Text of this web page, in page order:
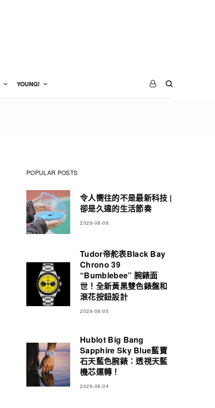
YOUNG!
POPULAR POSTS
令人嚮往的不是最新科技 |
卻是久違的生活節奏
2026-08-06
Tudor帝舵表Black Bay
Chrono 39
“Bumblebee” 腕錶面
世！全新黃黑雙色錶盤和
滾花按鈕設計
2026-08-05
Hublot Big Bang
Sapphire Sky Blue藍寶
石天藍色腕錶：透視天藍
機芯運轉！
2026-08-04